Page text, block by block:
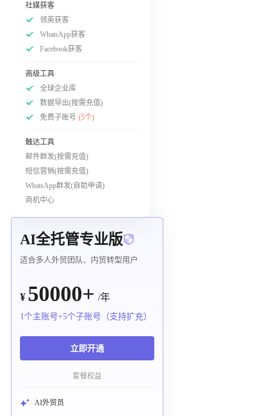
社媒获客
领英获客
WhatsApp获客
Facebook获客
高级工具
全球企业库
数据导出(按需充值)
免费子账号 (5个)
触达工具
邮件群发(按需充值)
短信营销(按需充值)
WhatsApp群发(自助申请)
商机中心
AI全托管专业版
适合多人外贸团队、内贸转型用户
¥ 50000+ /年
1个主账号+5个子账号（支持扩充）
立即开通
套餐权益
AI外贸员